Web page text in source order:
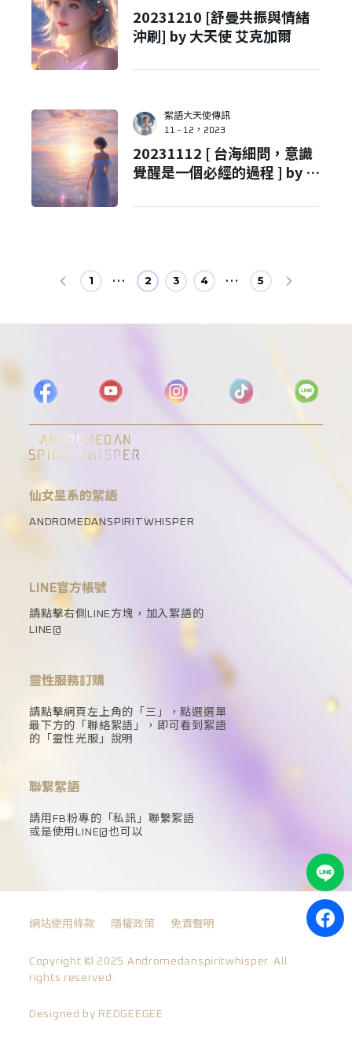
20231210 [舒曼共振與情緒
沖刷] by 大天使 艾克加爾
絮語大天使傳訊
11 - 12，2023
20231112 [ 台海細問，意識
覺醒是一個必經的過程 ] by 佛
1 2 3 4 5
仙女星系的絮語
ANDROMEDANSPIRITWHISPER
LINE官方帳號
請點擊右側LINE方塊，加入絮語的
LINE@
靈性服務訂購
請點擊網頁左上角的「三」，點選選單
最下方的「聯絡絮語」，即可看到絮語
的「靈性光服」說明
聯繫絮語
請用FB粉專的「私訊」聯繫絮語
或是使用LINE@也可以
網站使用條款 隱權政策 免責聲明
Copyright © 2025 Andromedanspiritwhisper. All
rights reserved.
Designed by REDGEEGEE